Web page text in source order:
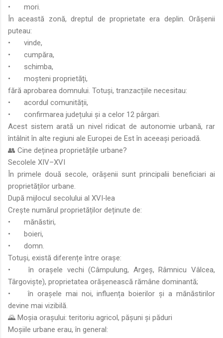
•
mori.
În această zonă, dreptul de proprietate era deplin. Orășenii
puteau:
•
vinde,
•
cumpăra,
•
schimba,
•
moșteni proprietăți,
fără aprobarea domnului. Totuși, tranzacțiile necesitau:
•
acordul comunității,
•
confirmarea județului și a celor 12 pârgari.
Acest sistem arată un nivel ridicat de autonomie urbană, rar
întâlnit în alte regiuni ale Europei de Est în aceeași perioadă.
👥 Cine deținea proprietățile urbane?
Secolele XIV–XVI
În primele două secole, orășenii sunt principalii beneficiari ai
proprietăților urbane.
După mijlocul secolului al XVI‑lea
Crește numărul proprietăților deținute de:
•
mănăstiri,
•
boieri,
•
domn.
Totuși, există diferențe între orașe:
•
în orașele vechi (Câmpulung, Argeș, Râmnicu Vâlcea,
Târgoviște), proprietatea orășenească rămâne dominantă;
•
în orașele mai noi, influența boierilor și a mănăstirilor
devine mai vizibilă.
🌄 Moșia orașului: teritoriu agricol, pășuni și păduri
Moșiile urbane erau, în general: